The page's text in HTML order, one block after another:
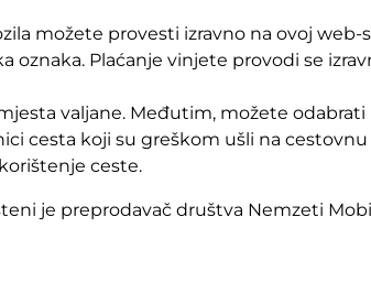
možete provesti izravno na ovoj
oznaka. Plaćanje vinjete provodi se
valjane. Međutim, možete
cesta koji su greškom ušli na
ceste.
je preprodavač društva Nemzeti